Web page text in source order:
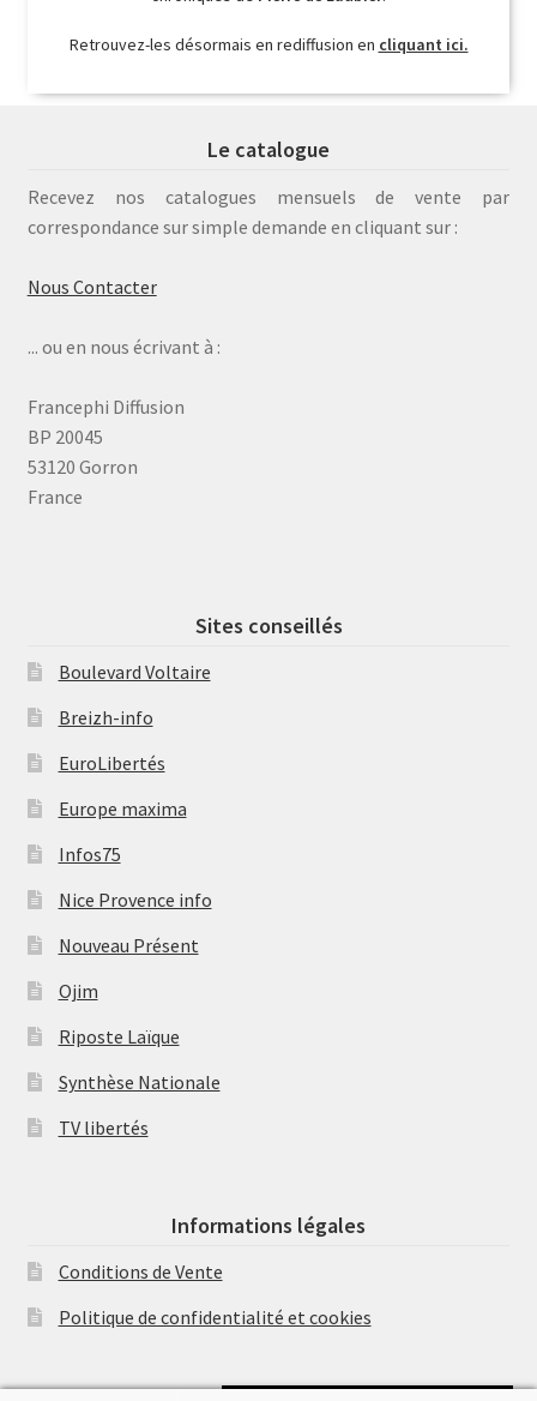
Retrouvez-les désormais en rediffusion en cliquant ici.
Le catalogue
Recevez nos catalogues mensuels de vente par
correspondance sur simple demande en cliquant sur :
Nous Contacter
... ou en nous écrivant à :
Francephi Diffusion
BP 20045
53120 Gorron
France
Sites conseillés
Boulevard Voltaire
Breizh-info
EuroLibertés
Europe maxima
Infos75
Nice Provence info
Nouveau Présent
Ojim
Riposte Laïque
Synthèse Nationale
TV libertés
Informations légales
Conditions de Vente
Politique de confidentialité et cookies